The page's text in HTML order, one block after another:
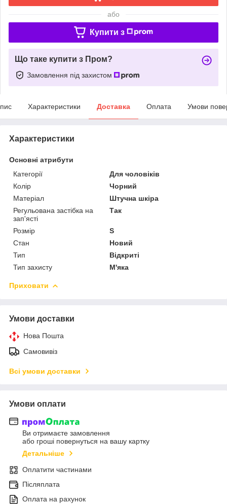
або
Купити з
Що таке купити з Пром?
Замовлення під захистом
Характеристики Доставка Оплата Умови
Характеристики
Основні атрибути
Категорії
Для чоловіків
Колір
Чорний
Матеріал
Штучна шкіра
Регульована застібка на
зап'ясті
Так
Розмір
S
Стан
Новий
Тип
Відкриті
Тип захисту
М'яка
Приховати
Умови доставки
Нова Пошта
Самовивіз
Всі умови доставки
Умови оплати
Ви отримаєте замовлення
або гроші повернуться на вашу картку
Детальніше
Оплатити частинами
Післяплата
Оплата на рахунок